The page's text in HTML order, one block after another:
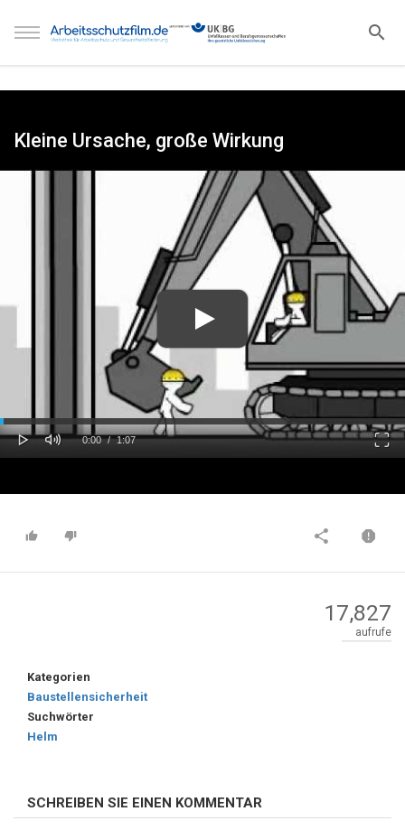
Kleine Ursache, große Wirkung
Play
Current
0:00 / Duration
1:07
17,827
aufrufe
Kategorien
Baustellensicherheit
Suchwörter
Helm
SCHREIBEN SIE EINEN KOMMENTAR